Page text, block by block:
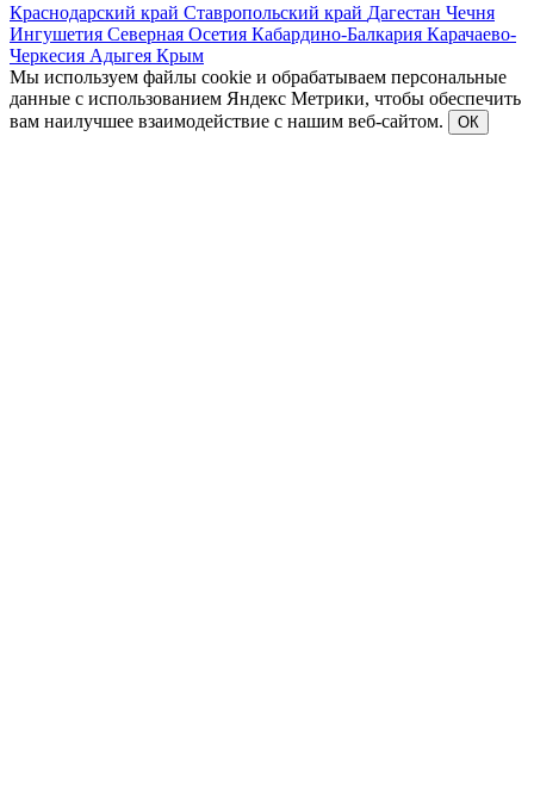
Краснодарский край Ставропольский край Дагестан Чечня
Ингушетия Северная Осетия Кабардино-Балкария Карачаево-
Черкесия Адыгея Крым
Мы используем файлы cookie и обрабатываем персональные
данные с использованием Яндекс Метрики, чтобы обеспечить
вам наилучшее взаимодействие с нашим веб-сайтом.
ОК